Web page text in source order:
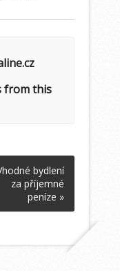
from this
bydlení
za příjemné
peníze »